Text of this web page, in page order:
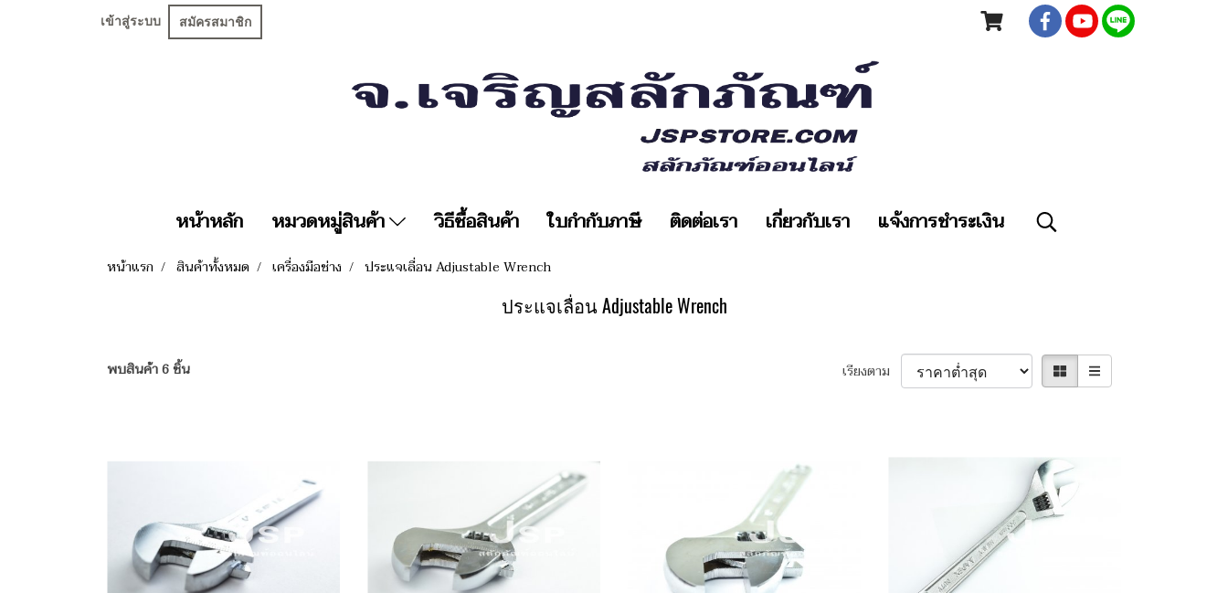
เข้าสู่ระบบ สมัครสมาชิก
หน้าหลัก หมวดหมู่สินค้า วิธีซื้อสินค้า ใบกำกับภาษี ติดต่อเรา เกี่ยวกับเรา แจ้งการชำระเงิน
หน้าแรก สินค้าทั้งหมด เครื่องมือช่าง ประแจเลื่อน Adjustable Wrench
ประแจเลื่อน Adjustable Wrench
พบสินค้า 6 ชิ้น เรียงตาม